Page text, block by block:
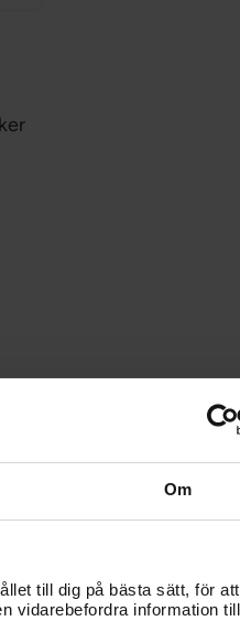
Om
till dig på bästa sätt, för
vidarebefordra information